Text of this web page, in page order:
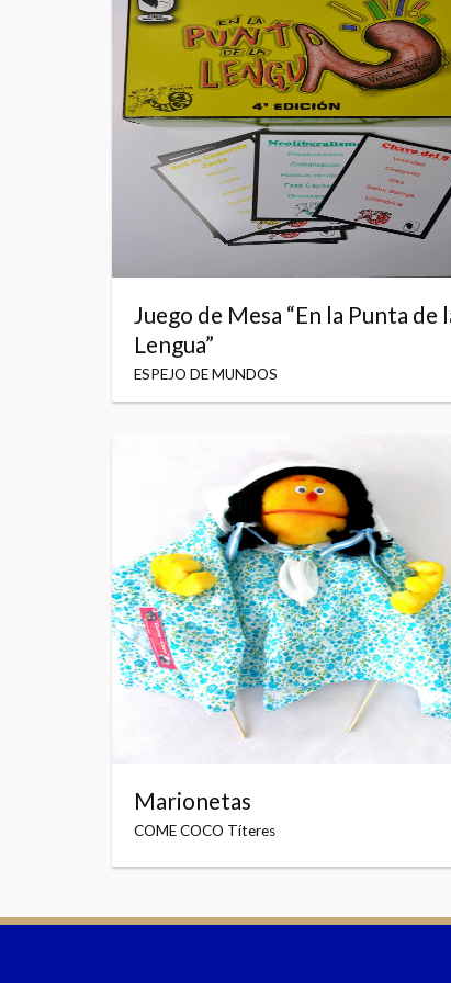
Juego de Mesa “En la Punta de
Lengua”
ESPEJO DE MUNDOS
Marionetas
COME COCO Títeres